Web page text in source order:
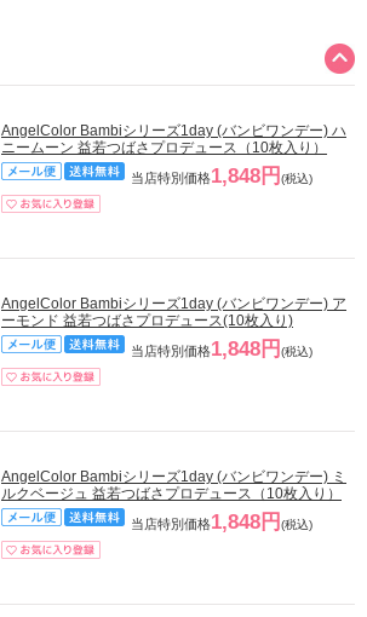
AngelColor Bambiシリーズ1day (バンビワンデー) ハ
ニームーン 益若つばさプロデュース（10枚入り）
当店特別価格1,848円 (税込)
AngelColor Bambiシリーズ1day (バンビワンデー) ア
ーモンド 益若つばさプロデュース(10枚入り)
当店特別価格1,848円 (税込)
AngelColor Bambiシリーズ1day (バンビワンデー) ミ
ルクベージュ 益若つばさプロデュース（10枚入り）
当店特別価格1,848円 (税込)